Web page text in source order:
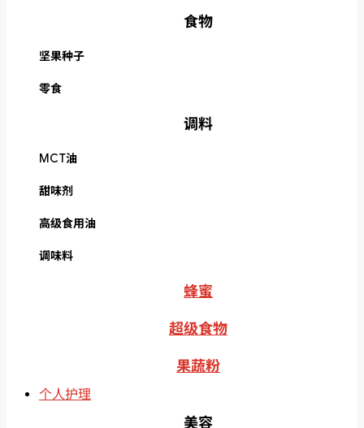
食物
坚果种子
零食
调料
MCT油
甜味剂
高级食用油
调味料
蜂蜜
超级食物
果蔬粉
个人护理
美容